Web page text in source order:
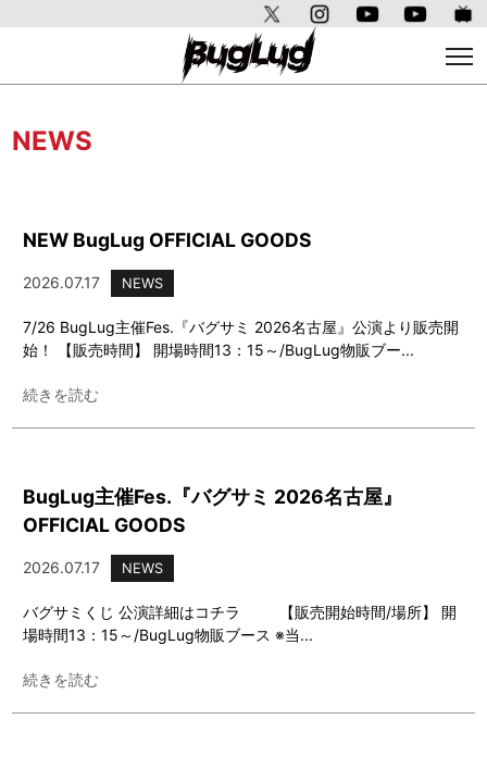
NEWS
NEW BugLug OFFICIAL GOODS
2026.07.17 NEWS
7/26 BugLug主催Fes.『バグサミ 2026名古屋』公演より販売開
始！ 【販売時間】 開場時間13：15～/BugLug物販ブー...
続きを読む
BugLug主催Fes.『バグサミ 2026名古屋』
OFFICIAL GOODS
2026.07.17 NEWS
バグサミくじ 公演詳細はコチラ 【販売開始時間/場所】 開
場時間13：15～/BugLug物販ブース ※当...
続きを読む